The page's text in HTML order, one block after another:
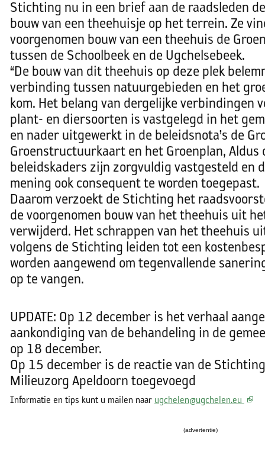
Stichting nu in een brief aan de raadsleden
bouw van een theehuisje op het terrein. Ze
voorgenomen bouw van een theehuis de
tussen de Schoolbeek en de Ugchelsebeek.
“De bouw van dit theehuis op deze plek
verbinding tussen natuurgebieden en het
kom. Het belang van dergelijke verbindingen
plant- en diersoorten is vastgelegd in het
en nader uitgewerkt in de beleidsnota’s de
Groenstructuurkaart en het Groenplan, Aldus
beleidskaders zijn zorgvuldig vastgesteld en
mening ook consequent te worden toegepast.
Daarom verzoekt de Stichting het
de voorgenomen bouw van het theehuis uit
verwijderd. Het schrappen van het theehuis
volgens de Stichting leiden tot een
worden aangewend om tegenvallende
op te vangen.
UPDATE: Op 12 december is het verhaal
aankondiging van de behandeling in de
op 18 december.
Op 15 december is de reactie van de
Milieuzorg Apeldoorn toegevoegd
Informatie en tips kunt u mailen naar ugchelen@ugchelen.eu
(advertentie)